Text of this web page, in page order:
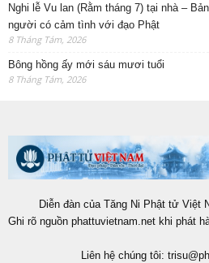
Nghi lễ Vu lan (Rằm tháng 7) tại nhà –
người có cảm tình với đạo Phật
8 Tháng Tám, 2026
Bông hồng ấy mới sáu mươi tuổi
8 Tháng Tám, 2026
Diễn đàn của Tăng Ni Phật tử Việt
Ghi rõ nguồn phattuvietnam.net khi phát
Liên hệ chúng tôi: